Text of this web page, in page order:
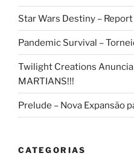
Star Wars Destiny – Report
Pandemic Survival –
Twilight Creations Anuncia
MARTIANS!!!
Prelude – Nova Expansão
CATEGORIAS